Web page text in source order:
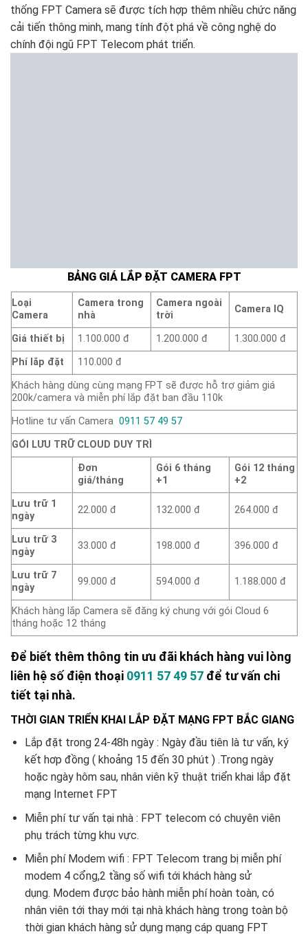
thống FPT Camera sẽ được tích hợp thêm nhiều chức năng
cải tiến thông minh, mang tính đột phá về công nghệ do
chính đội ngũ FPT Telecom phát triển.
BẢNG GIÁ LẮP ĐẶT CAMERA FPT
Loại
Camera
Camera trong
nhà
Camera ngoài
trời
Camera IQ
Giá thiết bị 1.100.000 đ 1.200.000 đ
1.300.000 đ
Phí lắp đặt
110.000 đ
Khách hàng dùng cùng mạng FPT sẽ được hỗ trợ giảm giá
200k/camera và miễn phí lắp đặt ban đầu 110k
Hotline tư vấn Camera 0911 57 49 57
GÓI LƯU TRỮ CLOUD DUY TRÌ
Đơn
giá/tháng
Gói 6 tháng
+1
Gói 12 tháng
+2
Lưu trữ 1
ngày
22.000 đ 132.000 đ 264.000 đ
Lưu trữ 3
ngày
33.000 đ 198.000 đ 396.000 đ
Lưu trữ 7
ngày
99.000 đ 594.000 đ 1.188.000 đ
Khách hàng lắp Camera sẽ đăng ký chung với gói Cloud 6
tháng hoặc 12 tháng
Để biết thêm thông tin ưu đãi khách hàng vui lòng
liên hệ số điện thoại 0911 57 49 57 để tư vấn chi
tiết tại nhà.
THỜI GIAN TRIỂN KHAI LẮP ĐẶT MẠNG FPT BẮC GIANG
Lắp đặt trong 24-48h ngày : Ngày đầu tiên là tư vấn, ký
kết hơp đồng ( khoảng 15 đến 30 phút ) .Trong ngày
hoặc ngày hôm sau, nhân viên kỹ thuật triển khai lắp đặt
mạng Internet FPT
Miễn phí tư vấn tại nhà : FPT telecom có chuyên viên
phụ trách từng khu vực.
Miễn phí Modem wifi : FPT Telecom trang bị miễn phí
modem 4 cổng,2 tầng số wifi tới khách hàng sử
dụng. Modem được bảo hành miễn phí hoàn toàn, có
nhân viên tới thay mới tại nhà khách hàng trong toàn bộ
thời gian khách hàng sử dụng mạng cáp quang FPT